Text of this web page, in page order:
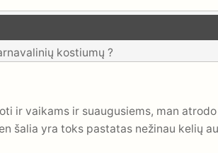
kostiumų ?
ir vaikams ir suaugusiems, man
šalia yra toks pastatas nežinau kelių